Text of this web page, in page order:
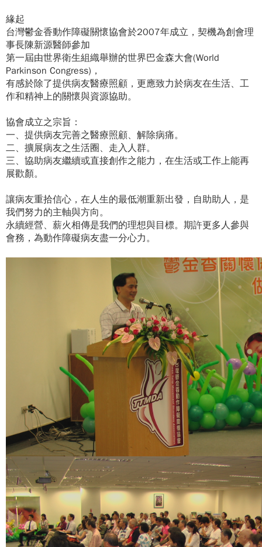
緣起
台灣鬱金香動作障礙關懷協會於2007年成立，契機為創會理
事長陳新源醫師參加
第一屆由世界衛生組織舉辦的世界巴金森大會(World
Parkinson Congress)，
有感於除了提供病友醫療照顧，更應致力於病友在生活、工
作和精神上的關懷與資源協助。
協會成立之宗旨：
一、提供病友完善之醫療照顧、解除病痛。
二、擴展病友之生活圈、走入人群。
三、協助病友繼續或直接創作之能力，在生活或工作上能再
展歡顏。
讓病友重拾信心，在人生的最低潮重新出發，自助助人，是
我們努力的主軸與方向。
永續經營、薪火相傳是我們的理想與目標。期許更多人參與
會務，為動作障礙病友盡一分心力。